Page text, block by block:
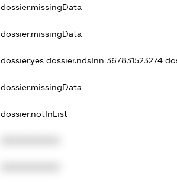
dossier.missingData
dossier.missingData
dossier.yes dossier.ndsInn 367831523274
dossier.missingData
dossier.notInList